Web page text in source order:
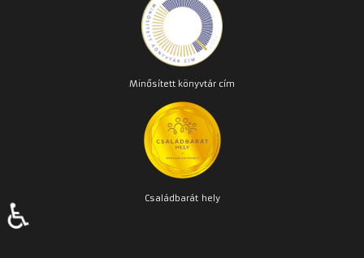
Minősített könyvtár cím
Családbarát hely